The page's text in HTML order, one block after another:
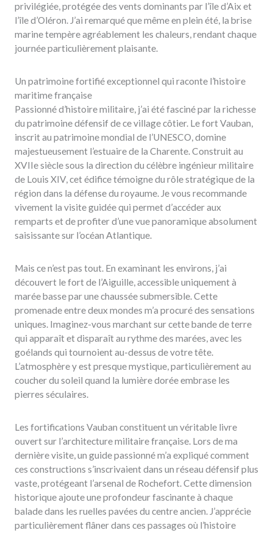
privilégiée, protégée des vents dominants par l’île d’Aix et
l’île d’Oléron. J’ai remarqué que même en plein été, la brise
marine tempère agréablement les chaleurs, rendant chaque
journée particulièrement plaisante.
Un patrimoine fortifié exceptionnel qui raconte l’histoire
maritime française
Passionné d’histoire militaire, j’ai été fasciné par la richesse
du patrimoine défensif de ce village côtier. Le fort Vauban,
inscrit au patrimoine mondial de l’UNESCO, domine
majestueusement l’estuaire de la Charente. Construit au
XVIIe siècle sous la direction du célèbre ingénieur militaire
de Louis XIV, cet édifice témoigne du rôle stratégique de la
région dans la défense du royaume. Je vous recommande
vivement la visite guidée qui permet d’accéder aux
remparts et de profiter d’une vue panoramique absolument
saisissante sur l’océan Atlantique.
Mais ce n’est pas tout. En examinant les environs, j’ai
découvert le fort de l’Aiguille, accessible uniquement à
marée basse par une chaussée submersible. Cette
promenade entre deux mondes m’a procuré des sensations
uniques. Imaginez-vous marchant sur cette bande de terre
qui apparaît et disparaît au rythme des marées, avec les
goélands qui tournoient au-dessus de votre tête.
L’atmosphère y est presque mystique, particulièrement au
coucher du soleil quand la lumière dorée embrase les
pierres séculaires.
Les fortifications Vauban constituent un véritable livre
ouvert sur l’architecture militaire française. Lors de ma
dernière visite, un guide passionné m’a expliqué comment
ces constructions s’inscrivaient dans un réseau défensif plus
vaste, protégeant l’arsenal de Rochefort. Cette dimension
historique ajoute une profondeur fascinante à chaque
balade dans les ruelles pavées du centre ancien. J’apprécie
particulièrement flâner dans ces passages où l’histoire